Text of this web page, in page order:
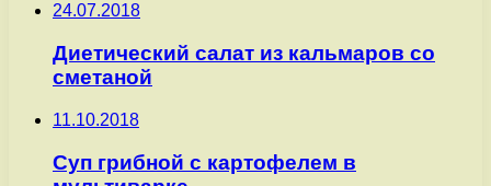
24.07.2018
Диетический салат из кальмаров со
сметаной
11.10.2018
Суп грибной с картофелем в